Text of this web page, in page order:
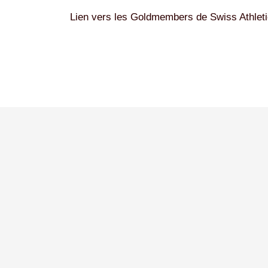
Lien vers les Goldmembers de Swiss